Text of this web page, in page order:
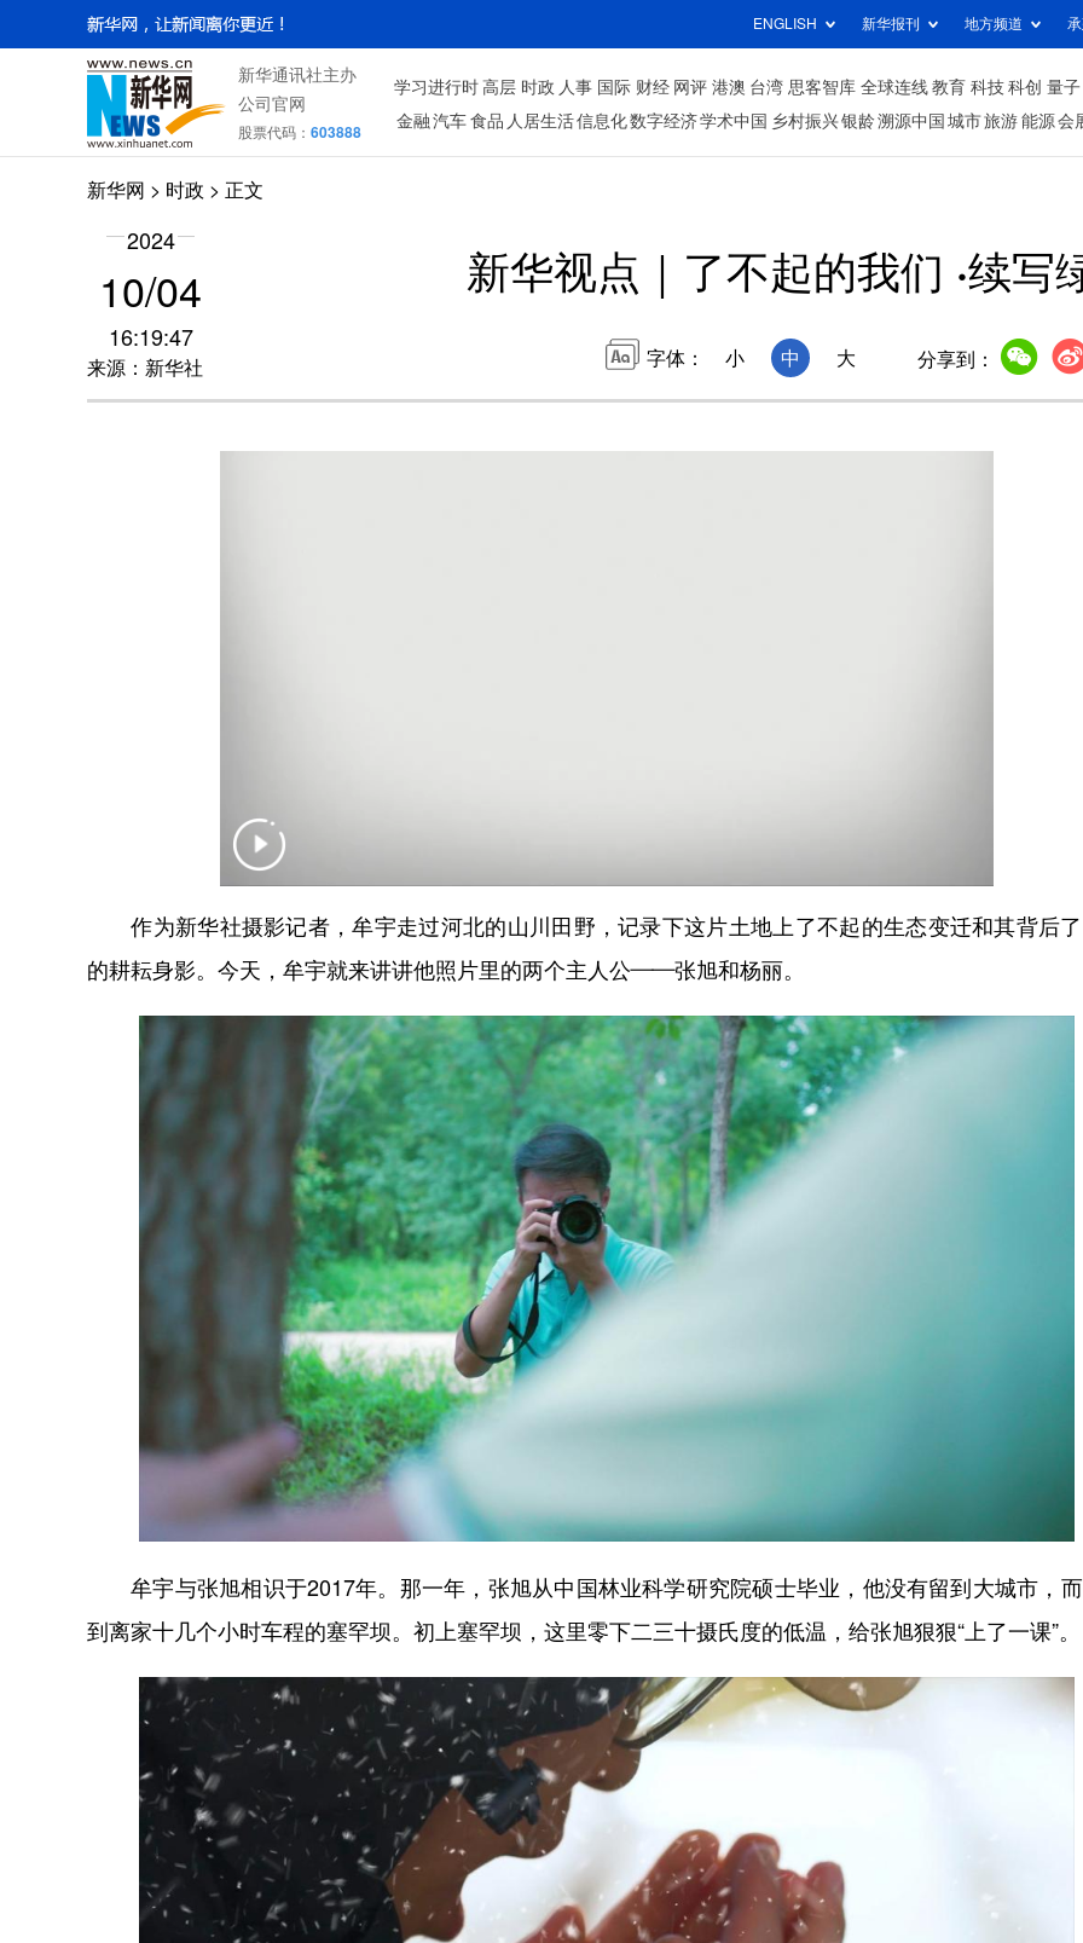
ENGLISH 新华报刊 地方频道
新华通讯社主办
公司官网
股票代码： 603888
学习进行时 高层 时政 人事 国际 财经 网评 港澳 台湾 思客智库 全球连线 教育 科技 科创 量子
金融 汽车 食品 人居生活信息化数字经济学术中国 乡村振兴银龄溯源中国 城市旅游 能源 会
新华网 > 时政 > 正文
2024
10/04
16:19:47
来源：新华社
新华视点｜了不起的我们 ·续写
字体： 小 中 大 分享到：
作为新华社摄影记者，牟宇走过河北的山川田野，记录下这片土地上了不起的生态变迁和其背后
的耕耘身影。今天，牟宇就来讲讲他照片里的两个主人公——张旭和杨丽。
牟宇与张旭相识于2017年。那一年，张旭从中国林业科学研究院硕士毕业，他没有留到大城市，
到离家十几个小时车程的塞罕坝。初上塞罕坝，这里零下二三十摄氏度的低温，给张旭狠狠“上了一课”。